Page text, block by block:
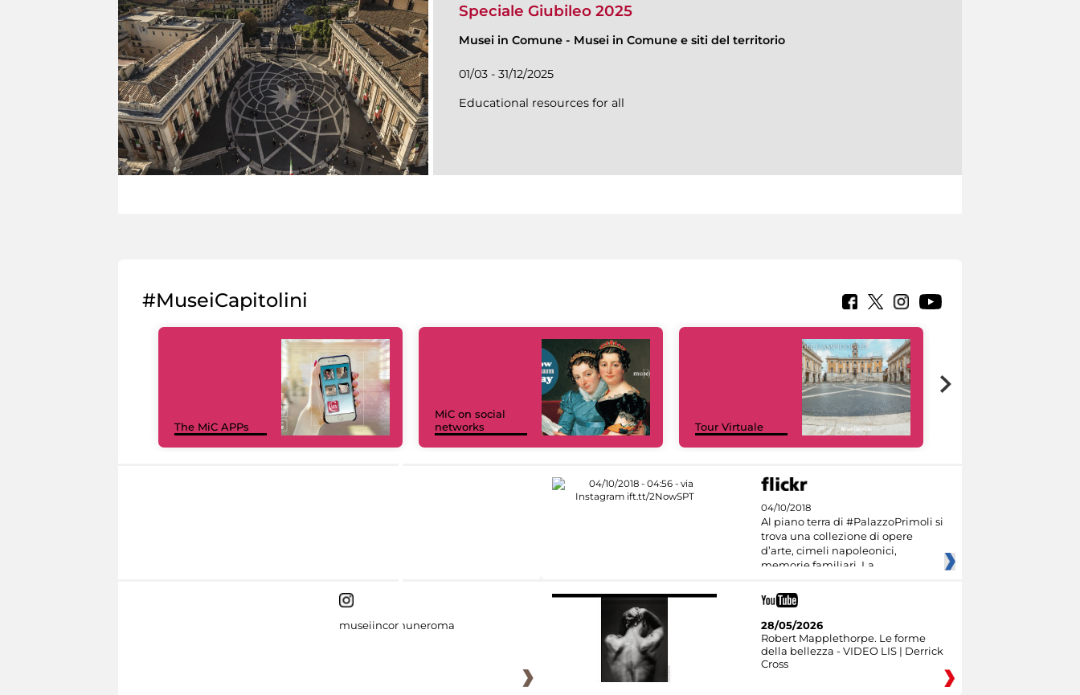
Speciale Giubileo 2025
Musei in Comune - Musei in Comune e siti del territorio
01/03 - 31/12/2025
Educational resources for all
#MuseiCapitolini
The MiC APPs
MiC on social
networks
Tour Virtuale
04/10/2018
Al piano terra di #PalazzoPrimoli si
trova una collezione di opere
d’arte, cimeli napoleonici,
memorie familiari. La
museiincomuneroma
28/05/2026
Robert Mapplethorpe. Le forme
della bellezza - VIDEO LIS | Derrick
Cross